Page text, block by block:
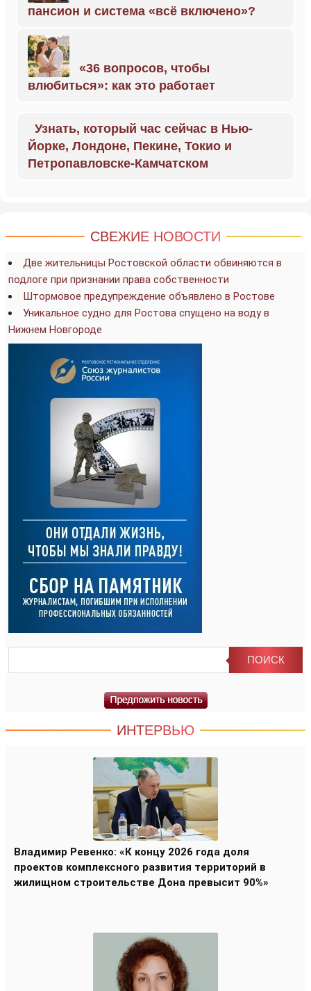
пансион и система «всё включено»?
«36 вопросов, чтобы
влюбиться»: как это работает
Узнать, который час сейчас в Нью-
Йорке, Лондоне, Пекине, Токио и
Петропавловске-Камчатском
СВЕЖИЕ НОВОСТИ
Две жительницы Ростовской области обвиняются в
подлоге при признании права собственности
Штормовое предупреждение объявлено в Ростове
Уникальное судно для Ростова спущено на воду в
Нижнем Новгороде
ИНТЕРВЬЮ
Владимир Ревенко: «К концу 2026 года доля
проектов комплексного развития территорий в
жилищном строительстве Дона превысит 90%»